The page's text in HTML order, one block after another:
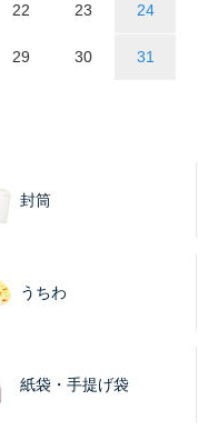
22 23 24
29 30 31
封筒
うちわ
紙袋・手提げ袋